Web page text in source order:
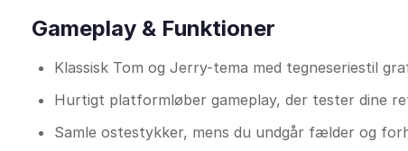
Gameplay & Funktioner
Klassisk Tom og Jerry-tema med tegneseriestil
Hurtigt platformløber gameplay, der tester dine
Samle ostestykker, mens du undgår fælder og